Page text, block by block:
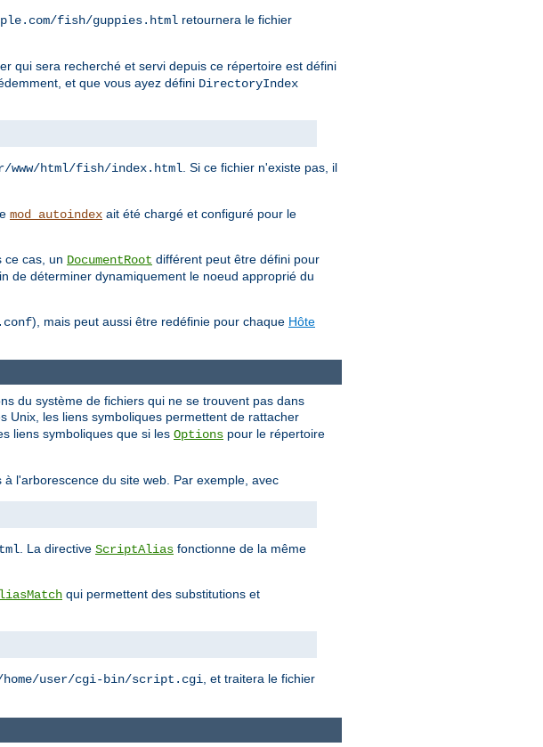
fish/guppies.html retournera le fichier
qui sera recherché et servi depuis ce répertoire est défini
et que vous ayez défini DirectoryIndex
www/html/fish/index.html . Si ce fichier n'existe pas, il
mod_autoindex ait été chargé et configuré pour le
ce cas, un DocumentRoot différent peut être défini pour
de déterminer dynamiquement le noeud approprié du
), mais peut aussi être redéfinie pour chaque Hôte
du système de fichiers qui ne se trouvent pas dans
Unix, les liens symboliques permettent de rattacher
liens symboliques que si les Options pour le répertoire
l'arborescence du site web. Par exemple, avec
. La directive ScriptAlias fonctionne de la même
qui permettent des substitutions et
user/cgi-bin/script.cgi, et traitera le fichier